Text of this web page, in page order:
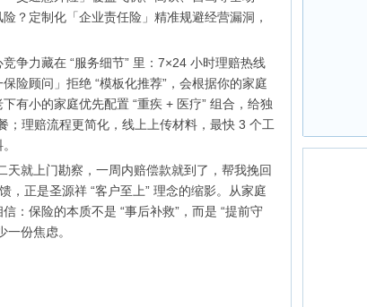
？定制化「企业责任险」精准规避经营漏洞，
争力藏在 “服务细节” 里：7×24 小时理赔热线
险顾问」拒绝 “模板化推荐”，会根据你的家庭
有小的家庭优先配置 “重疾 + 医疗” 组合，给独
；理赔流程更简化，线上上传材料，最快 3 个工
天就上门勘察，一周内赔偿款就到了，帮我挽回
正是圣源祥 “客户至上” 理念的缩影。从家庭
：保险的本质不是 “事后补救”，而是 “提前守
份焦虑。